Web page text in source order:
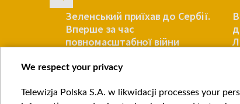
Зеленський приїхав до Сербії.
Вперше за час
повномасштабної війни
ЄВРОПА
Item
We respect your privacy
Telewizja Polska S.A. w likwidacji processes your